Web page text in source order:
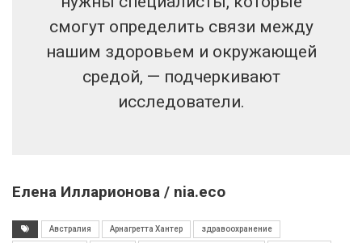
смогут определить связи между
нашим здоровьем и окружающей
средой, — подчеркивают
исследователи.
Елена Илларионова / nia.eco
Австралия Арнагретта Хантер здравоохранение